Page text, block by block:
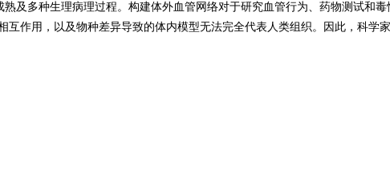
及多种生理病理过程。构建体外血管网络对于研究血管行为、药物测试和
作用，以及物种差异导致的体内模型无法完全代表人类组织。因此，科学